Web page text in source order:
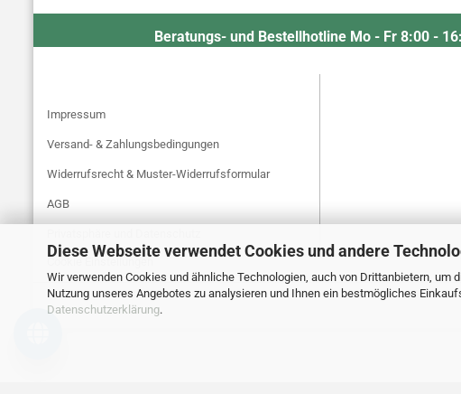
Diese Webseite verwendet Cookies und andere
Wir verwenden Cookies und ähnliche Technologien, auch von Drittanbietern,
Nutzung unseres Angebotes zu analysieren und Ihnen ein bestmögliches
Datenschutzerklärung.
Beratungs- und Bestellhotline Mo - Fr 8:00 -
Impressum
Versand- & Zahlungsbedingungen
Widerrufsrecht & Muster-Widerrufsformular
AGB